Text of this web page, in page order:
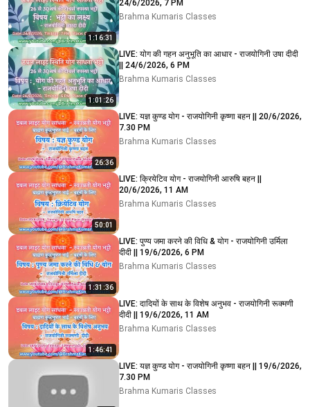
1:16:31
24/6/2026, 7 PM
Brahma Kumaris Classes
1:01:26
LIVE: योग की गहन अनुभूति का आधार - राजयोगिनी उषा दीदी
|| 24/6/2026, 6 PM
Brahma Kumaris Classes
26:36
LIVE: यज्ञ कुण्ड योग - राजयोगिनी कृष्णा बहन || 20/6/2026,
7.30 PM
Brahma Kumaris Classes
50:01
LIVE: क्रियेटिव योग - राजयोगिनी आरुषि बहन ||
20/6/2026, 11 AM
Brahma Kumaris Classes
1:31:36
LIVE: पुण्य जमा करने की विधि & योग - राजयोगिनी उर्मिला
दीदी || 19/6/2026, 6 PM
Brahma Kumaris Classes
1:46:41
LIVE: दादियों के साथ के विशेष अनुभव - राजयोगिनी रूक्मणी
दीदी || 19/6/2026, 11 AM
Brahma Kumaris Classes
LIVE: यज्ञ कुण्ड योग - राजयोगिनी कृष्णा बहन || 19/6/2026,
7.30 PM
Brahma Kumaris Classes